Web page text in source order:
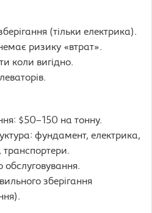
(тільки електрика).
ризику «втрат».
коли вигідно.
$50–150 на тонну.
фундамент, електрика,
обслуговування.
зберігання